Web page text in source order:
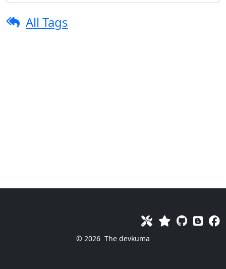
All Tags
© 2026 The devkuma